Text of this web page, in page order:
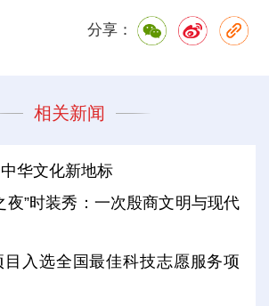
分享：
相关新闻
华文化新地标
夜”时装秀：一次殷商文明与现代
目入选全国最佳科技志愿服务项